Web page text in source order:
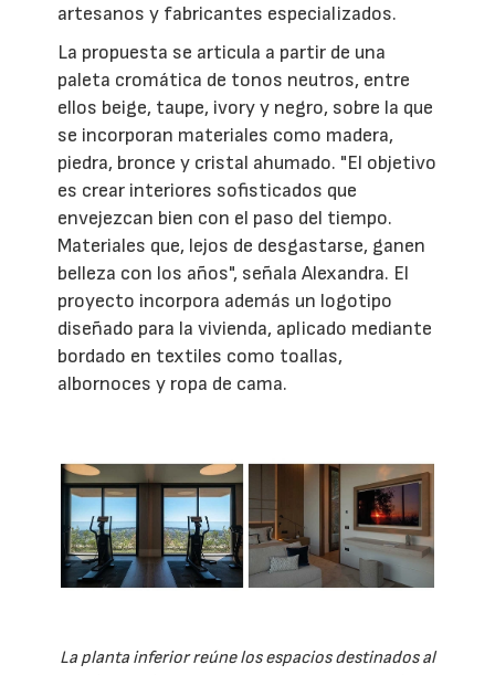
artesanos y fabricantes especializados.
La propuesta se articula a partir de una
paleta cromática de tonos neutros, entre
ellos beige, taupe, ivory y negro, sobre la que
se incorporan materiales como madera,
piedra, bronce y cristal ahumado. "El objetivo
es crear interiores sofisticados que
envejezcan bien con el paso del tiempo.
Materiales que, lejos de desgastarse, ganen
belleza con los años", señala Alexandra. El
proyecto incorpora además un logotipo
diseñado para la vivienda, aplicado mediante
bordado en textiles como toallas,
albornoces y ropa de cama.
La planta inferior reúne los espacios destinados al